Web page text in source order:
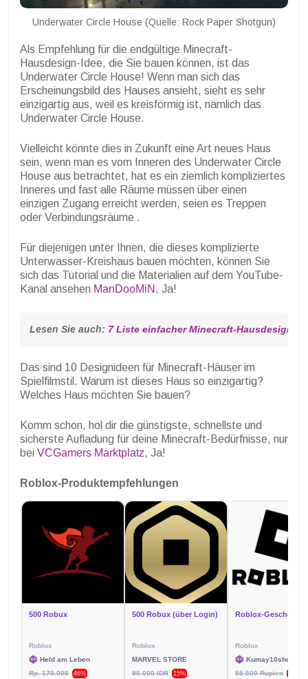
Underwater Circle House (Quelle: Rock Paper Shotgun)
Als Empfehlung für die endgültige Minecraft-
Hausdesign-Idee, die Sie bauen können, ist das
Underwater Circle House! Wenn man sich das
Erscheinungsbild des Hauses ansieht, sieht es sehr
einzigartig aus, weil es kreisförmig ist, nämlich das
Underwater Circle House.
Vielleicht könnte dies in Zukunft eine Art neues Haus
sein, wenn man es vom Inneren des Underwater Circle
House aus betrachtet, hat es ein ziemlich kompliziertes
Inneres und fast alle Räume müssen über einen
einzigen Zugang erreicht werden, seien es Treppen
oder Verbindungsräume .
Für diejenigen unter Ihnen, die dieses komplizierte
Unterwasser-Kreishaus bauen möchten, können Sie
sich das Tutorial und die Materialien auf dem YouTube-
Kanal ansehen ManDooMiN , Ja!
Lesen Sie auch: 7 Liste einfacher Minecraft-Hausdesigns,
Das sind 10 Designideen für Minecraft-Häuser im
Spielfilmstil. Warum ist dieses Haus so einzigartig?
Welches Haus möchten Sie bauen?
Komm schon, hol dir die günstigste, schnellste und
sicherste Aufladung für deine Minecraft-Bedürfnisse, nur
bei VCGamers Marktplatz, Ja!
Roblox-Produktempfehlungen
500 Robux
Roblox
Held am Leben
Rp. 170.000
46%
500 Robux (über Login)
Roblox
MARVEL STORE
90.000 IDR
15%
Roblox
Kumay10shop
55.500 Rupien